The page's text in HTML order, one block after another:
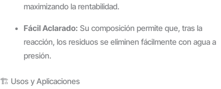
maximizando la rentabilidad.
Fácil Aclarado: Su composición permite que, tras la
reacción, los residuos se eliminen fácilmente con agua a
presión.
🏗️ Usos y Aplicaciones